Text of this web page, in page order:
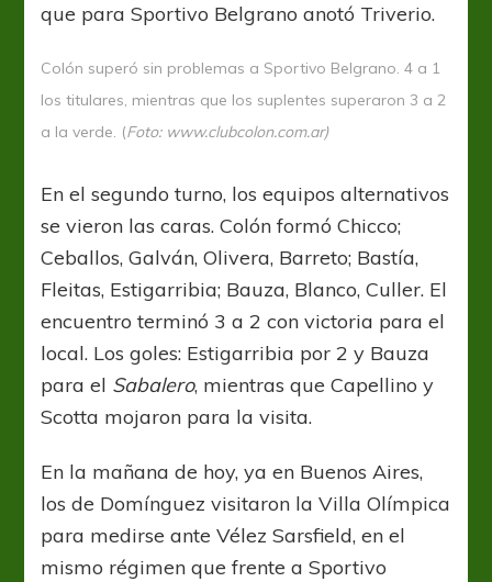
que para Sportivo Belgrano anotó Triverio.
Colón superó sin problemas a Sportivo Belgrano. 4 a 1
los titulares, mientras que los suplentes superaron 3 a 2
a la verde. (Foto: www.clubcolon.com.ar)
En el segundo turno, los equipos alternativos
se vieron las caras. Colón formó Chicco;
Ceballos, Galván, Olivera, Barreto; Bastía,
Fleitas, Estigarribia; Bauza, Blanco, Culler. El
encuentro terminó 3 a 2 con victoria para el
local. Los goles: Estigarribia por 2 y Bauza
para el Sabalero, mientras que Capellino y
Scotta mojaron para la visita.
En la mañana de hoy, ya en Buenos Aires,
los de Domínguez visitaron la Villa Olímpica
para medirse ante Vélez Sarsfield, en el
mismo régimen que frente a Sportivo